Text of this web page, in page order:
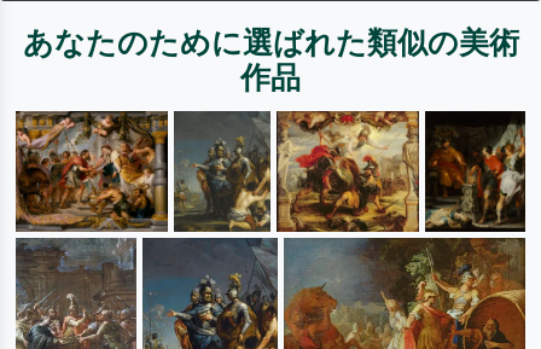
あなたのために選ばれた類似の美術
作品